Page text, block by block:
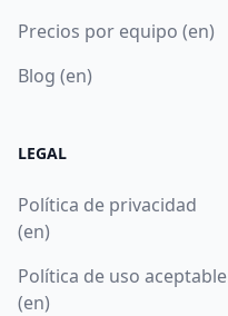
Precios por equipo (en)
Blog (en)
LEGAL
Política de privacidad
(en)
Política de uso aceptable
(en)